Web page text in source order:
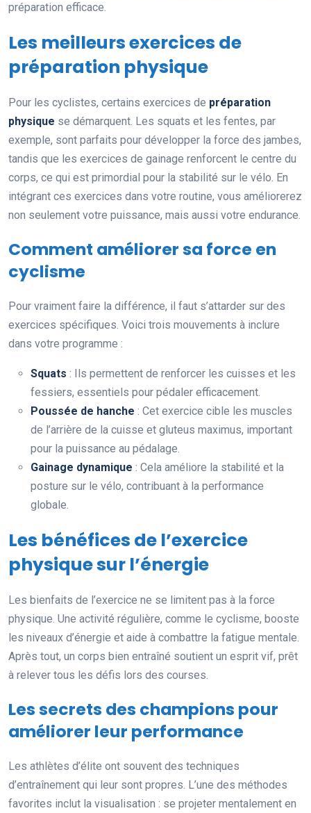
préparation efficace.
Les meilleurs exercices de
préparation physique
Pour les cyclistes, certains exercices de préparation
physique se démarquent. Les squats et les fentes, par
exemple, sont parfaits pour développer la force des jambes,
tandis que les exercices de gainage renforcent le centre du
corps, ce qui est primordial pour la stabilité sur le vélo. En
intégrant ces exercices dans votre routine, vous améliorerez
non seulement votre puissance, mais aussi votre endurance.
Comment améliorer sa force en
cyclisme
Pour vraiment faire la différence, il faut s’attarder sur des
exercices spécifiques. Voici trois mouvements à inclure
dans votre programme :
Squats : Ils permettent de renforcer les cuisses et les
fessiers, essentiels pour pédaler efficacement.
Poussée de hanche : Cet exercice cible les muscles
de l’arrière de la cuisse et gluteus maximus, important
pour la puissance au pédalage.
Gainage dynamique : Cela améliore la stabilité et la
posture sur le vélo, contribuant à la performance
globale.
Les bénéfices de l’exercice
physique sur l’énergie
Les bienfaits de l’exercice ne se limitent pas à la force
physique. Une activité régulière, comme le cyclisme, booste
les niveaux d’énergie et aide à combattre la fatigue mentale.
Après tout, un corps bien entraîné soutient un esprit vif, prêt
à relever tous les défis lors des courses.
Les secrets des champions pour
améliorer leur performance
Les athlètes d’élite ont souvent des techniques
d’entraînement qui leur sont propres. L’une des méthodes
favorites inclut la visualisation : se projeter mentalement en